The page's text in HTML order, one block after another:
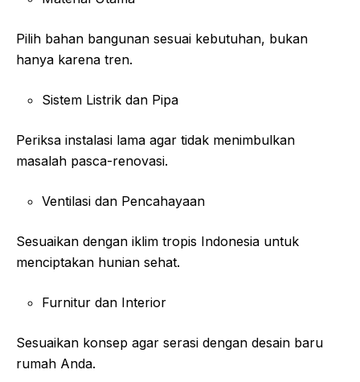
Pilih bahan bangunan sesuai kebutuhan, bukan
hanya karena tren.
Sistem Listrik dan Pipa
Periksa instalasi lama agar tidak menimbulkan
masalah pasca-renovasi.
Ventilasi dan Pencahayaan
Sesuaikan dengan iklim tropis Indonesia untuk
menciptakan hunian sehat.
Furnitur dan Interior
Sesuaikan konsep agar serasi dengan desain baru
rumah Anda.